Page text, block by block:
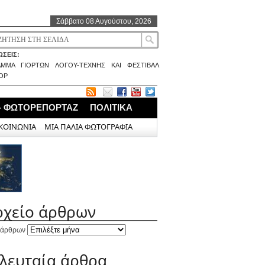
Σάββατο 08 Αυγούστου, 2026
ΓΙΟΡΤΩΝ ΛΟΓΟΥ-ΤΕΧΝΗΣ ΚΑΙ ΦΕΣΤΙΒΑΛ
ΦΩΤΟΡΕΠΟΡΤΑΖ ΠΟΛΙΤΙΚΑ
ΜΙΑ ΠΑΛΙΑ ΦΩΤΟΓΡΑΦΙΑ
άρθρων
άρθρων
άρθρα